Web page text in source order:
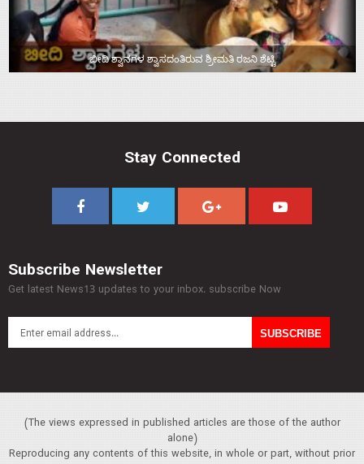
ಬೀದಿ ಶ್ವಾನಗಳ ಶ್ವಾಸದಂತಿರುವ ಶ್ರೀಮತಿ ರಜನಿ ಶೆಟ್ಟಿ
Stay Connected
Subscribe Newsletter
Get latest News13 updates to your inbox. subscribe Now
(The views expressed in published articles are those of the author
alone)
Reproducing any contents of this website, in whole or part, without prior